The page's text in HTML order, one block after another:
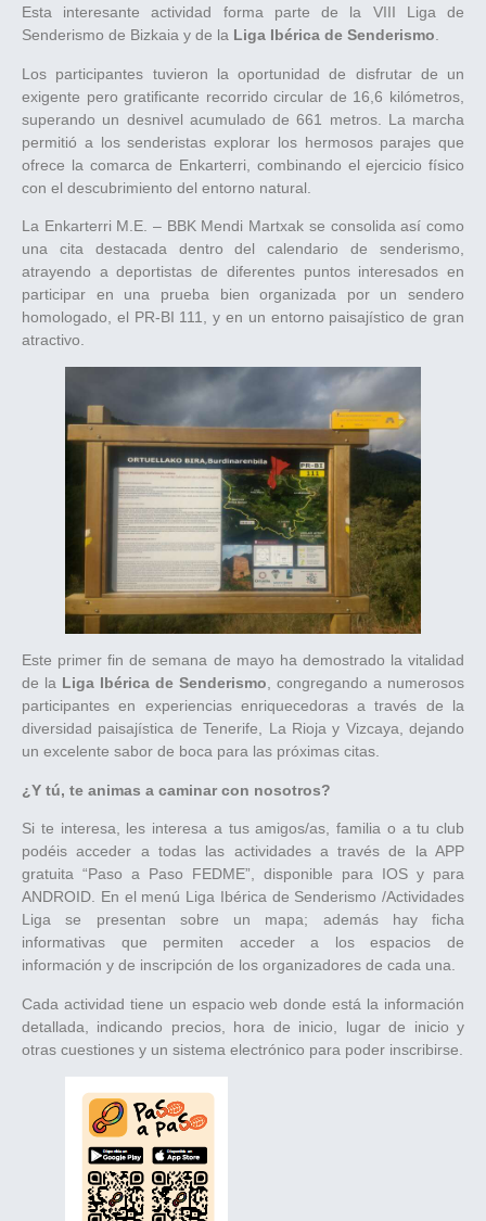
Esta interesante actividad forma parte de la VIII Liga de
Senderismo de Bizkaia y de la Liga Ibérica de Senderismo
Los participantes tuvieron la oportunidad de disfrutar de un
exigente pero gratificante recorrido circular de 16,6 kilómetros,
superando un desnivel acumulado de 661 metros. La marcha
permitió a los senderistas explorar los hermosos parajes que
ofrece la comarca de Enkarterri, combinando el ejercicio físico
con el descubrimiento del entorno natural.
La Enkarterri M.E. – BBK Mendi Martxak se consolida así como
una cita destacada dentro del calendario de senderismo,
atrayendo a deportistas de diferentes puntos interesados en
participar en una prueba bien organizada por un sendero
homologado, el PR-BI 111, y en un entorno paisajístico de gran
atractivo.
Este primer fin de semana de mayo ha demostrado la vitalidad
de la Liga Ibérica de Senderismo, congregando a numerosos
participantes en experiencias enriquecedoras a través de la
diversidad paisajística de Tenerife, La Rioja y Vizcaya, dejando
un excelente sabor de boca para las próximas citas.
¿Y tú, te animas a caminar con nosotros?
Si te interesa, les interesa a tus amigos/as, familia o a tu club
podéis acceder a todas las actividades a través de la APP
gratuita “Paso a Paso FEDME”, disponible para IOS y para
ANDROID. En el menú Liga Ibérica de Senderismo /Actividades
Liga se presentan sobre un mapa; además hay ficha
informativas que permiten acceder a los espacios de
información y de inscripción de los organizadores de cada una.
Cada actividad tiene un espacio web donde está la información
detallada, indicando precios, hora de inicio, lugar de inicio y
otras cuestiones y un sistema electrónico para poder inscribirse.